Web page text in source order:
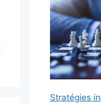
Stratégies